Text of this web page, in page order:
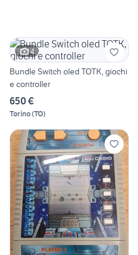
4
Bundle Switch oled TOTK, giochi
e controller
650 €
Torino(TO)